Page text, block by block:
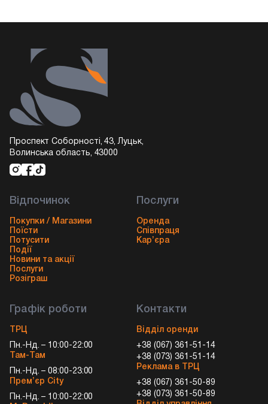
Проспект Соборності, 43, Луцьк,
Волинська область, 43000
Відпочинок
Покупки / Магазини
Поїсти
Потусити
Події
Новини та акції
Послуги
Розіграш
Послуги
Оренда
Співпраця
Кар’єра
Графік роботи
ТРЦ
Пн.-Нд. – 10:00-22:00
Там-Там
Пн.-Нд. – 08:00-23:00
Прем’єр City
Пн.-Нд. – 10:00-22:00
Контакти
Відділ оренди
+38 (067) 361-51-14
+38 (073) 361-51-14
Реклама в ТРЦ
+38 (067) 361-50-89
+38 (073) 361-50-89